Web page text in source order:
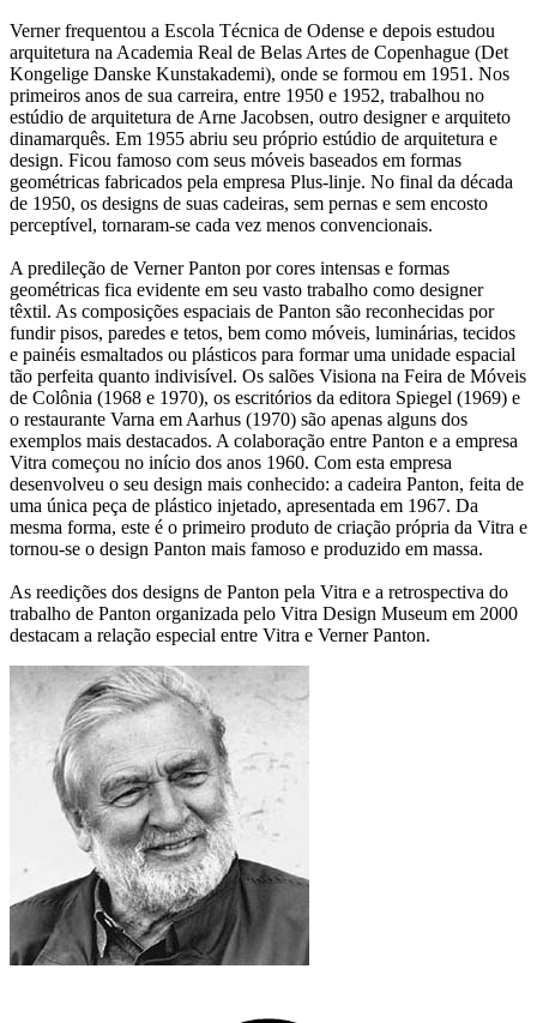
Verner frequentou a Escola Técnica de Odense e depois estudou
arquitetura na Academia Real de Belas Artes de Copenhague (Det
Kongelige Danske Kunstakademi), onde se formou em 1951. Nos
primeiros anos de sua carreira, entre 1950 e 1952, trabalhou no
estúdio de arquitetura de Arne Jacobsen, outro designer e arquiteto
dinamarquês. Em 1955 abriu seu próprio estúdio de arquitetura e
design. Ficou famoso com seus móveis baseados em formas
geométricas fabricados pela empresa Plus-linje. No final da década
de 1950, os designs de suas cadeiras, sem pernas e sem encosto
perceptível, tornaram-se cada vez menos convencionais.
A predileção de Verner Panton por cores intensas e formas
geométricas fica evidente em seu vasto trabalho como designer
têxtil. As composições espaciais de Panton são reconhecidas por
fundir pisos, paredes e tetos, bem como móveis, luminárias, tecidos
e painéis esmaltados ou plásticos para formar uma unidade espacial
tão perfeita quanto indivisível. Os salões Visiona na Feira de Móveis
de Colônia (1968 e 1970), os escritórios da editora Spiegel (1969) e
o restaurante Varna em Aarhus (1970) são apenas alguns dos
exemplos mais destacados. A colaboração entre Panton e a empresa
Vitra começou no início dos anos 1960. Com esta empresa
desenvolveu o seu design mais conhecido: a cadeira Panton, feita de
uma única peça de plástico injetado, apresentada em 1967. Da
mesma forma, este é o primeiro produto de criação própria da Vitra e
tornou-se o design Panton mais famoso e produzido em massa.
As reedições dos designs de Panton pela Vitra e a retrospectiva do
trabalho de Panton organizada pelo Vitra Design Museum em 2000
destacam a relação especial entre Vitra e Verner Panton.